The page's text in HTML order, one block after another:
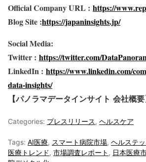
Official Company URL : https://
Blog Site :https://japaninsights.jp/
Social Media:
Twitter : https://twitter.com/
LinkedIn : https://www.linkedin.com/
data-insights/
【パノラマデータインサイト 会社概要
Categories: プレスリリース, ヘルスケア
Tags: AI医療, スマート病院市場, ヘルステ
医療トレンド, 市場調査レポート , 日本医療